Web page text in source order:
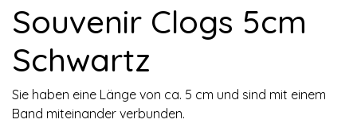
Souvenir Clogs 5cm
Schwartz
Sie haben eine Länge von ca. 5 cm und sind mit einem
Band miteinander verbunden.